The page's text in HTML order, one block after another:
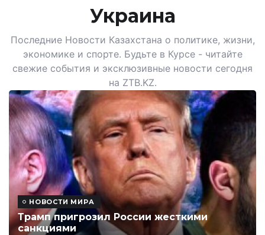
Украина
Последние Новости Казахстана о политике, жизни,
экономике и спорте. Будьте в Курсе - читайте
свежие события и эксклюзивные новости сегодня
на ZTB.KZ.
НОВОСТИ МИРА
Трамп пригрозил России жесткими
санкциями